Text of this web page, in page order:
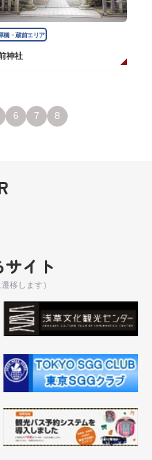
橋・蔵前エリア
神社
6 7 8
イト
移します）